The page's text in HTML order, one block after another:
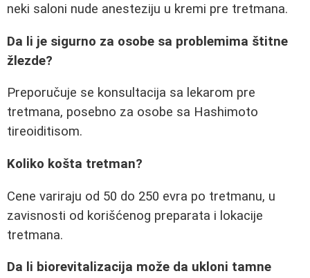
neki saloni nude anesteziju u kremi pre tretmana.
Da li je sigurno za osobe sa problemima štitne
žlezde?
Preporučuje se konsultacija sa lekarom pre
tretmana, posebno za osobe sa Hashimoto
tireoiditisom.
Koliko košta tretman?
Cene variraju od 50 do 250 evra po tretmanu, u
zavisnosti od korišćenog preparata i lokacije
tretmana.
Da li biorevitalizacija može da ukloni tamne